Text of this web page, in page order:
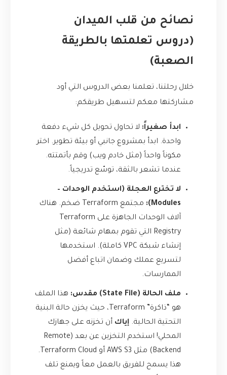
نصائح من قلب الميدان
(دروس تعلمتها بالطريقة
الصعبة)
خلال رحلتنا، تعلمنا بعض الدروس التي أود
مشاركتها معكم لتسهيل طريقكم:
ابدأ صغيراً: لا تحاول تحويل كل شيء دفعة
واحدة. ابدأ بمشروع جانبي أو بيئة تطوير. اختر
مكوناً واحداً (مثل خادم ويب) وقم بأتمتته.
عندما تشعر بالثقة، توسّع تدريجياً.
لا تخترع العجلة (استخدم الوحدات –
Modules):
مجتمع Terraform ضخم. هناك
آلاف الوحدات الجاهزة على Terraform
Registry التي تقوم بمهام شائعة (مثل
إنشاء شبكة VPC كاملة). استخدمها
لتسريع عملك وضمان اتباع أفضل
الممارسات.
ملف الحالة (State File) مقدس:
هذا الملف
هو “ذاكرة” Terraform، حيث يخزن حالة البنية
التحتية الحالية. إياك أن تخزنه على جهازك
المحلي! استخدم التخزين عن بعد (Remote
Backend) مثل AWS S3 أو Terraform Cloud.
هذا يسمح للفريق بالعمل معاً ويمنع تلف